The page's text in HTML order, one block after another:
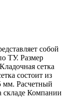
собой
ТУ. Размер
сетка
состоит из
мм. Расчетный
складе Компании